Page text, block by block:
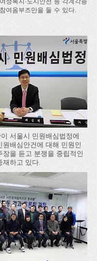
여옴부즈만을 둘 수 있다.
서울시 민원배심법정에
원배심안건에 대해 민원인
장을 듣고 분쟁을 중립적인
재하고 있다.